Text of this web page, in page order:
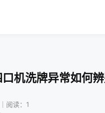
机洗牌异常如何
阅读：1